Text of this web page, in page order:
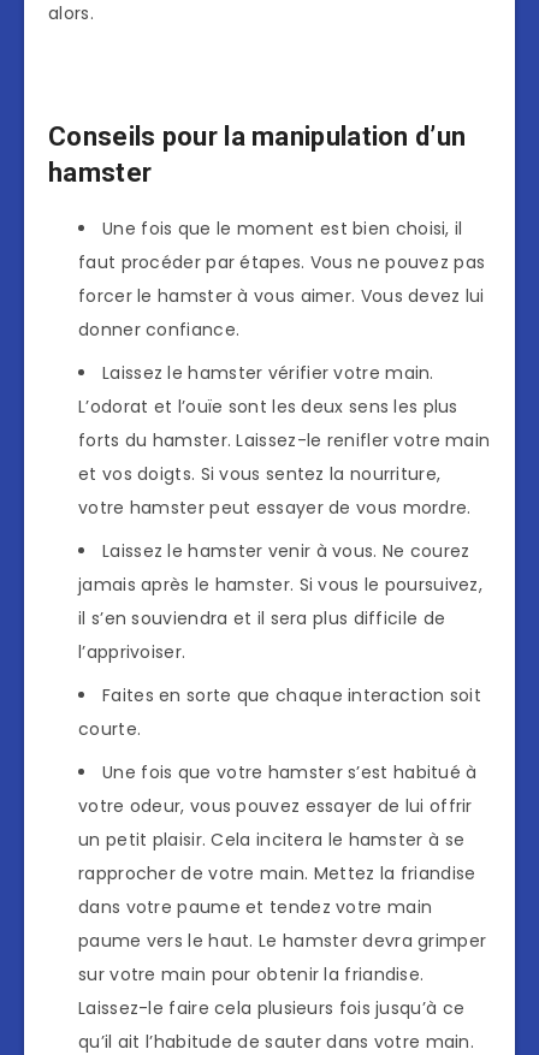
alors.
Conseils pour la manipulation d’un
hamster
Une fois que le moment est bien choisi, il
faut procéder par étapes. Vous ne pouvez pas
forcer le hamster à vous aimer. Vous devez lui
donner confiance.
Laissez le hamster vérifier votre main.
L’odorat et l’ouïe sont les deux sens les plus
forts du hamster. Laissez-le renifler votre main
et vos doigts. Si vous sentez la nourriture,
votre hamster peut essayer de vous mordre.
Laissez le hamster venir à vous. Ne courez
jamais après le hamster. Si vous le poursuivez,
il s’en souviendra et il sera plus difficile de
l’apprivoiser.
Faites en sorte que chaque interaction soit
courte.
Une fois que votre hamster s’est habitué à
votre odeur, vous pouvez essayer de lui offrir
un petit plaisir. Cela incitera le hamster à se
rapprocher de votre main. Mettez la friandise
dans votre paume et tendez votre main
paume vers le haut. Le hamster devra grimper
sur votre main pour obtenir la friandise.
Laissez-le faire cela plusieurs fois jusqu’à ce
qu’il ait l’habitude de sauter dans votre main.